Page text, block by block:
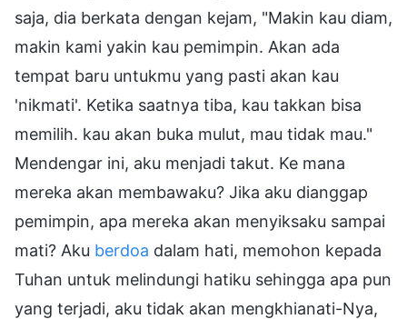
saja, dia berkata dengan kejam, "Makin kau diam,
makin kami yakin kau pemimpin. Akan ada
tempat baru untukmu yang pasti akan kau
'nikmati'. Ketika saatnya tiba, kau takkan bisa
memilih. kau akan buka mulut, mau tidak mau."
Mendengar ini, aku menjadi takut. Ke mana
mereka akan membawaku? Jika aku dianggap
pemimpin, apa mereka akan menyiksaku sampai
mati? Aku berdoa dalam hati, memohon kepada
Tuhan untuk melindungi hatiku sehingga apa pun
yang terjadi, aku tidak akan mengkhianati-Nya,